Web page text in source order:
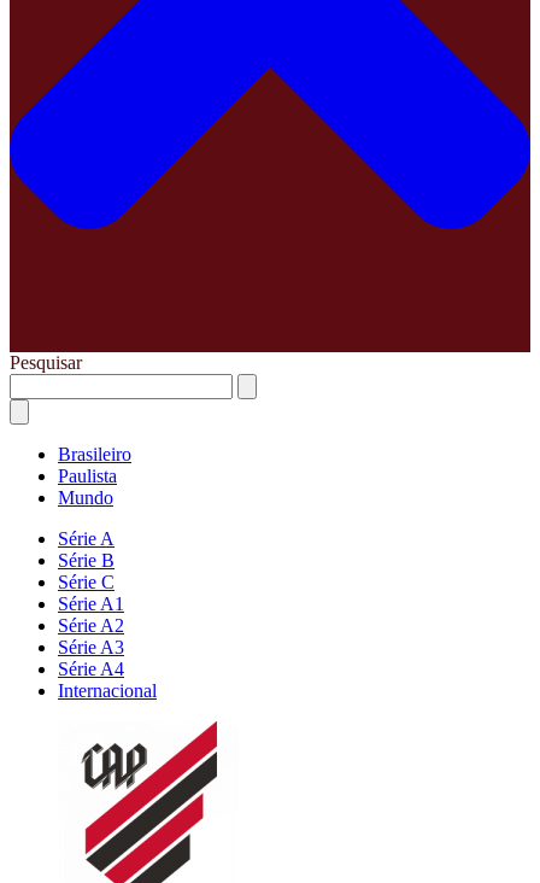
Pesquisar
Brasileiro
Paulista
Mundo
Série A
Série B
Série C
Série A1
Série A2
Série A3
Série A4
Internacional